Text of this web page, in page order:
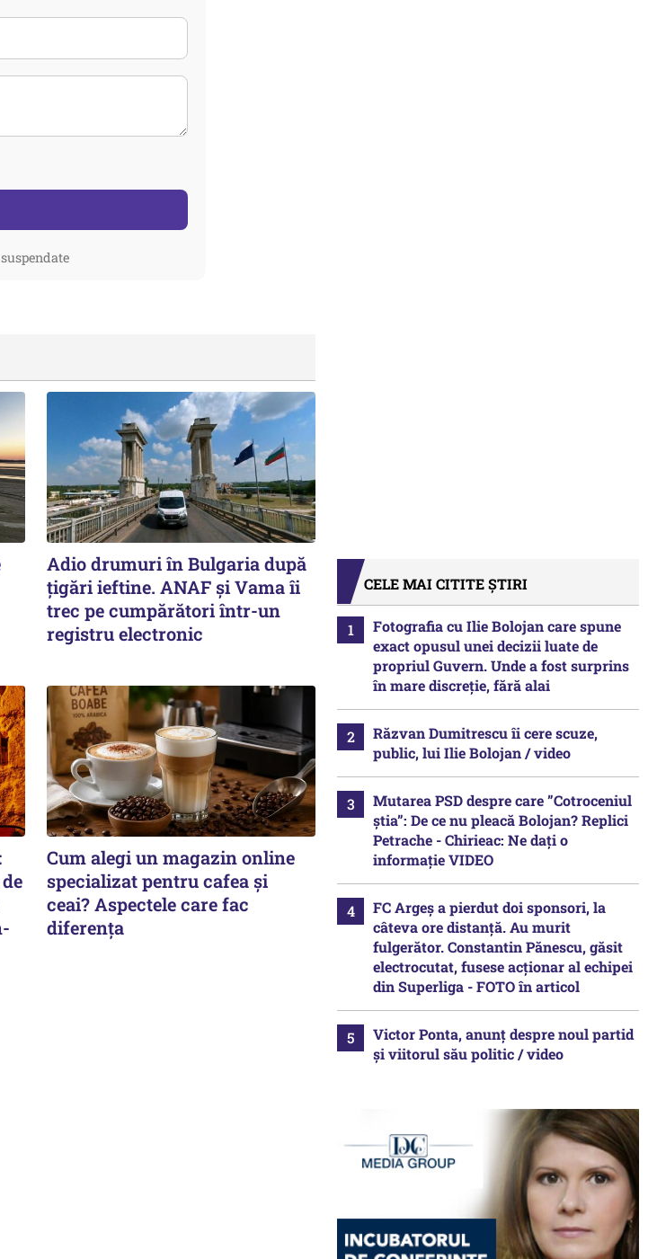
Adio drumuri în Bulgaria după
țigări ieftine. ANAF și Vama îi
trec pe cumpărători într-un
registru electronic
Cum alegi un magazin online
specializat pentru cafea și
ceai? Aspectele care fac
diferența
CELE MAI CITITE ȘTIRI
Fotografia cu Ilie Bolojan care spune
exact opusul unei decizii luate de
propriul Guvern. Unde a fost surprins
în mare discreție, fără alai
Răzvan Dumitrescu îi cere scuze,
public, lui Ilie Bolojan / video
Mutarea PSD despre care ”Cotroceniul
știa”: De ce nu pleacă Bolojan? Replici
Petrache - Chirieac: Ne dați o
informație VIDEO
FC Argeș a pierdut doi sponsori, la
câteva ore distanță. Au murit
fulgerător. Constantin Pănescu, găsit
electrocutat, fusese acționar al echipei
din Superliga - FOTO în articol
Victor Ponta, anunț despre noul partid
și viitorul său politic / video